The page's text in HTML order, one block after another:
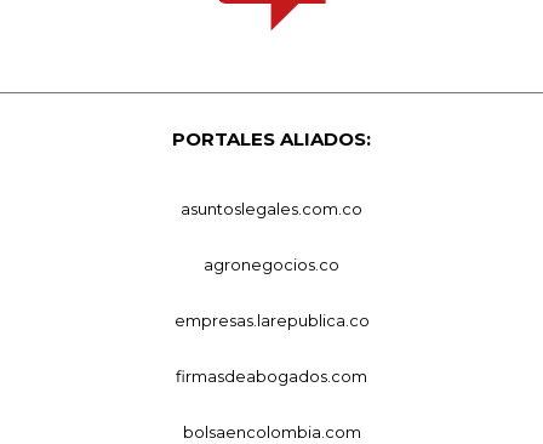
PORTALES ALIADOS:
asuntoslegales.com.co
agronegocios.co
empresas.larepublica.co
firmasdeabogados.com
bolsaencolombia.com